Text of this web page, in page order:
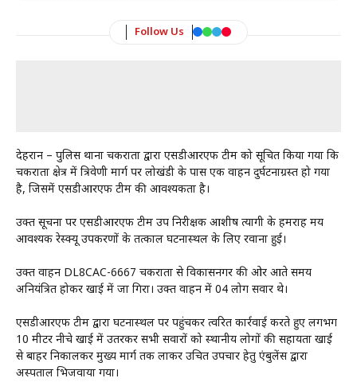
Follow Us
देहरादून – पुलिस थाना चकराता द्वारा एसडीआरएफ टीम को सूचित किया गया कि
चकराता क्षेत्र में त्रिवेणी मार्ग पर लोखंडी के पास एक वाहन दुर्घटनाग्रस्त हो गया
है, जिसमें एसडीआरएफ टीम की आवश्यकता है।
उक्त सूचना पर एसडीआरएफ टीम उप निरीक्षक आशीष त्यागी के हमराह मय
आवश्यक रेस्क्यू उपकरणों के तत्काल घटनास्थल के लिए रवाना हुई।
उक्त वाहन DL8CAC-6667 चकराता से विकासनगर की ओर आते समय
अनियंत्रित होकर खाई में जा गिरा। उक्त वाहन में 04 लोग सवार थे।
एसडीआरएफ टीम द्वारा घटनास्थल पर पहुंचकर त्वरित कार्रवाई करते हुए लगभग
10 मीटर नीचे खाई में उतरकर सभी सवारों को स्थानीय लोगों की सहायता खाई
से बाहर निकालकर मुख्य मार्ग तक लाकर उचित उपचार हेतु एंबुलेंस द्वारा
अस्पताल भिजवाया गया।